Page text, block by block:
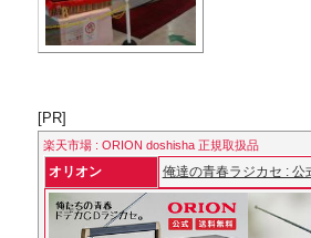
[PR]
楽天市場 : ORION doshisha 正規取扱品
オリオン 俺達の青春ラジカセ : 公